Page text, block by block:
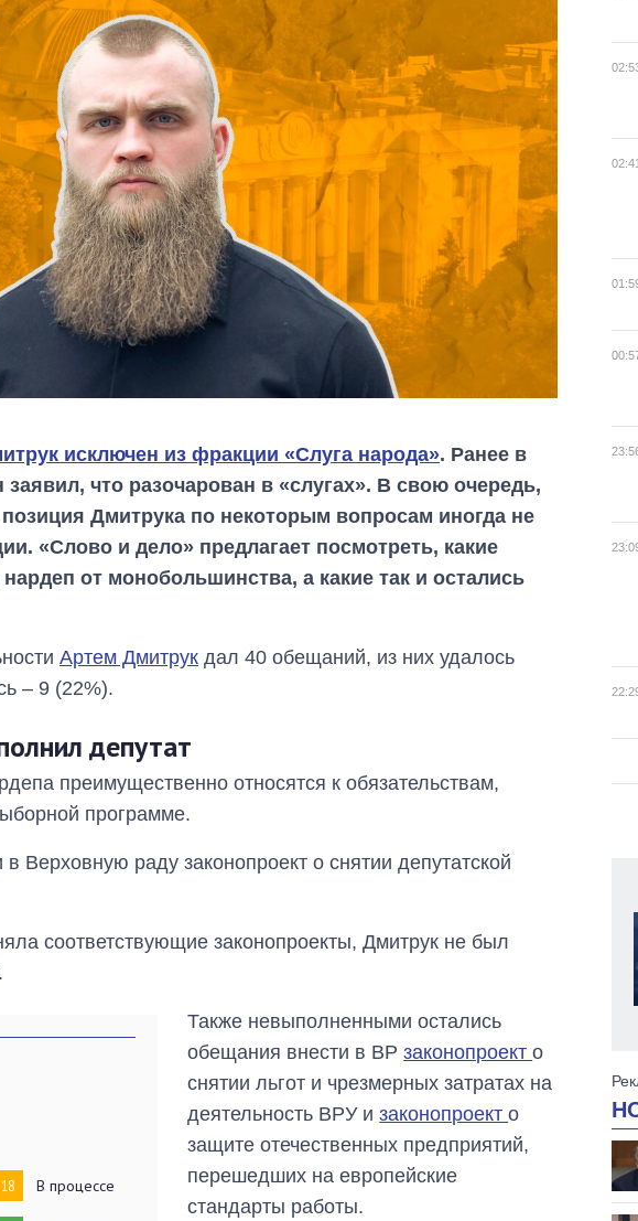
исключен из фракции «Слуга народа». Ранее в
что разочарован в «слугах». В свою очередь,
Дмитрука по некоторым вопросам иногда не
«Слово и дело» предлагает посмотреть, какие
от монобольшинства, а какие так и остались
Артем Дмитрук дал 40 обещаний, из них удалось
– 9 (22%).
депутат
преимущественно относятся к обязательствам,
программе.
в Верховную раду законопроект о снятии депутатской
соответствующие законопроекты, Дмитрук не был
18 В процессе
Также невыполненными остались
обещания внести в ВРзаконопроекто
снятии льгот и чрезмерных затратах на
деятельность ВРУ изаконопроекто
защите отечественных предприятий,
перешедших на европейские
стандарты работы.
02:41
массированных
главной целью рф